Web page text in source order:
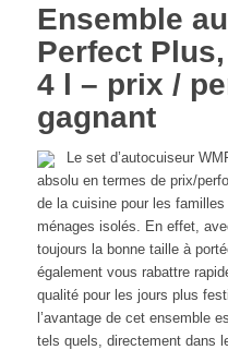
Ensemble
Perfect
4 l – prix /
gagnant
Le set d’autocuiseur
absolu en termes de prix/
de la cuisine pour les
ménages isolés. En effet,
toujours la bonne taille à
également vous rabattre
qualité pour les jours plus
l’avantage de cet ensemble
tels quels, directement dans